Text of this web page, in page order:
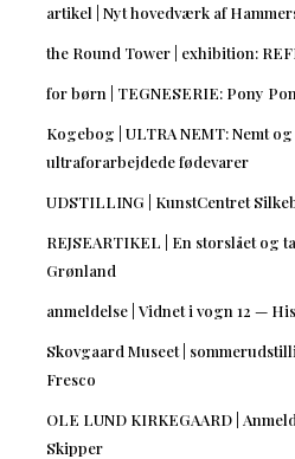
artikel | Nyt hovedværk af
the Round Tower | exhibition:
for børn | TEGNESERIE: Pony
Kogebog | ULTRA NEMT: Nemt
ultraforarbejdede fødevarer
UDSTILLING | KunstCentret
REJSEARTIKEL | En storslået og
Grønland
anmeldelse | Vidnet i vogn 12 —
Skovgaard Museet |
Fresco
OLE LUND KIRKEGAARD |
Skipper